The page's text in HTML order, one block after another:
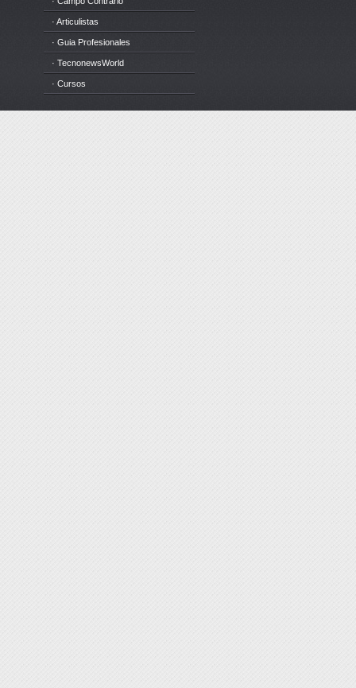
· Articulistas
· Guia Profesionales
· TecnonewsWorld
· Cursos